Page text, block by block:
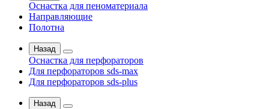
Оснастка для пеноматериала
Направляющие
Полотна
Назад
Оснастка для перфораторов
Для перфораторов sds-max
Для перфораторов sds-plus
Назад